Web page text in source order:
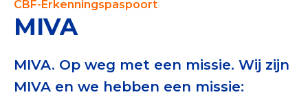
Publiek
Veilig geven met het CBF-keurmerk
Check het CBF-keurmerk van een goed doel
CBF-Erkenningspaspoort
MIVA
MIVA. Op weg met een missie. Wij zijn
MIVA en we hebben een missie: